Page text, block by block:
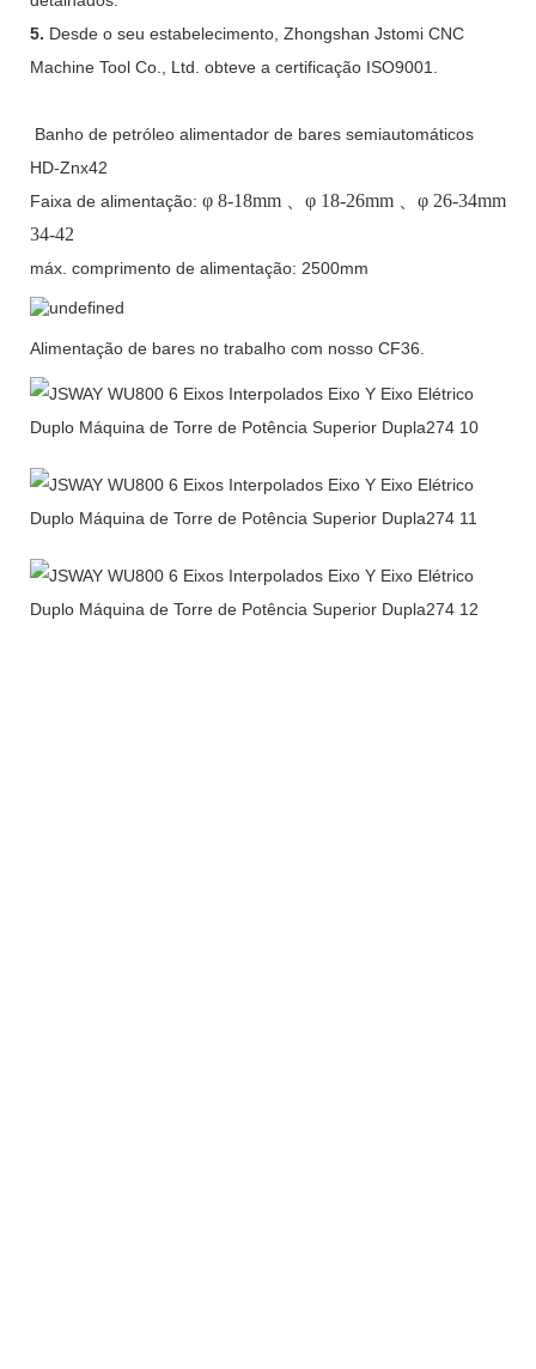
5. Desde o seu estabelecimento, Zhongshan Jstomi CNC
Machine Tool Co., Ltd. obteve a certificação ISO9001.
Banho de petróleo alimentador de bares semiautomáticos
HD-Znx42
Faixa de alimentação: φ 8-18mm 、φ 18-26mm 、φ 26-34mm
34-42
máx. comprimento de alimentação: 2500mm
Alimentação de bares no trabalho com nosso CF36.